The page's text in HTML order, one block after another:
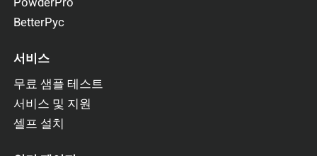
입자 크기 분석기는 체질과 같은 기존 방법과 비교하여 LFP 전
극 재료 내의 복잡한 입자 크기 분포를 정확하게 특성화할 수
광 회절의 원리를 활용하여 넓은 크기 범위에서 입자 크기를
측정함으로써 연구자에게 매우 정확하고 재현 가능한 데이터
를 제공합니다.
Bettersize Instruments는 업계에서 정밀한 PSD 측정을 위한
BetterPyc
서비스
무료 샘플 테스트
서비스 및 지원
셀프 설치